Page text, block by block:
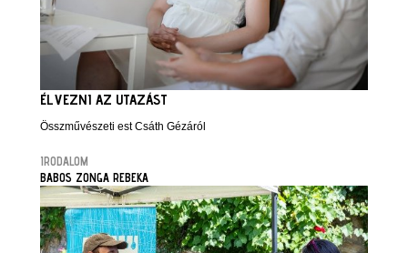
ÉLVEZNI AZ UTAZÁST
Összművészeti est Csáth Gézáról
IRODALOM
BABOS ZONGA REBEKA